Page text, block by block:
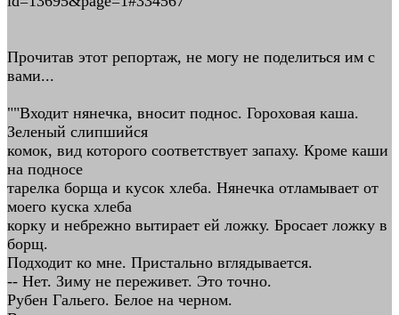
Прочитав этот репортаж, не могу не поделиться им с
вами...
""Входит нянечка, вносит поднос. Гороховая каша.
Зеленый слипшийся
комок, вид которого соответствует запаху. Кроме каши
на подносе
тарелка борща и кусок хлеба. Нянечка отламывает от
моего куска хлеба
корку и небрежно вытирает ей ложку. Бросает ложку в
борщ.
Подходит ко мне. Пристально вглядывается.
-- Нет. Зиму не переживет. Это точно.
Рубен Гальего. Белое на черном.